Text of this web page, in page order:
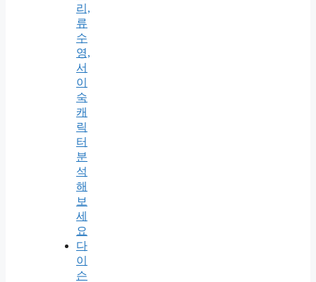
리,
류
수
영,
서
이
숙
캐
릭
터
분
석
해
보
세
요
다
이
슨